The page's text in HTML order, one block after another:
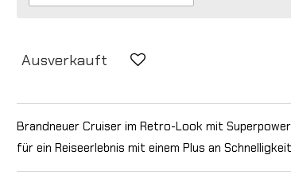
Ausverkauft
Brandneuer Cruiser im Retro-Look mit
für ein Reiseerlebnis mit einem Plus an